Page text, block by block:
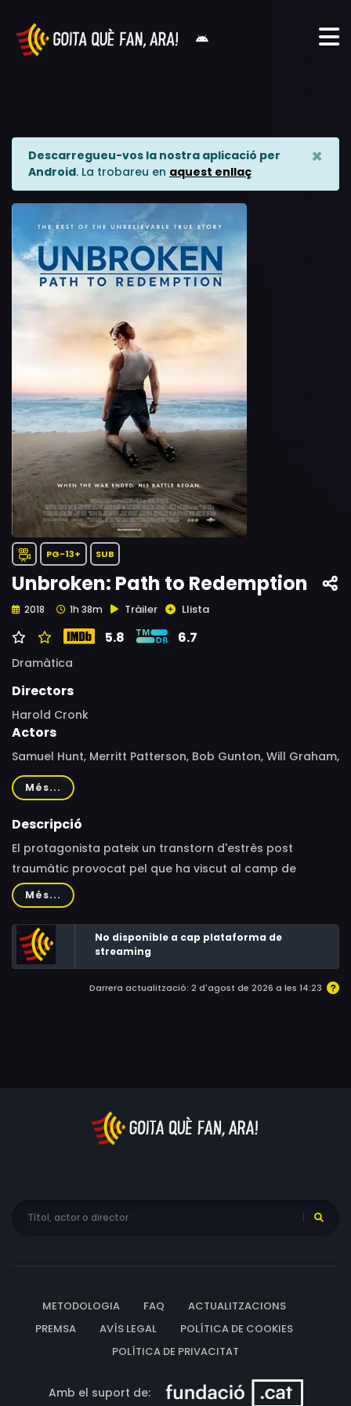
Descarregueu-vos la nostra aplicació per
Android. La trobareu en aquest enllaç
×
PG-13+ SUB
Unbroken: Path to Redemption
2018 1h 38m Tràiler Llista
5.8 6.7
Dramàtica
Directors
Harold Cronk
Actors
Samuel Hunt, Merritt Patterson, Bob Gunton, Will Graham,
David Sakurai, Vanessa Bell Calloway, Bobby Campo,
Andrew Lewis Caldwell, David DeLuise, Gianna Simone,
James Immekus, Vincenzo Amato, Trisha LaFache,
Maddalena Ischiale, Scott Subiono
Més...
Descripció
El protagonista pateix un transtorn d'estrès post
traumàtic provocat pel que ha viscut al camp de
batalla. Tot això farà que caigui en la beguda.
Més...
No disponible a cap plataforma de
streaming
Darrera actualització: 2 d'agost de 2026 a les 14:23
METODOLOGIA FAQ
ACTUALITZACIONS
PREMSA
AVÍS LEGAL
POLÍTICA DE COOKIES
POLÍTICA DE PRIVACITAT
Amb el suport de: